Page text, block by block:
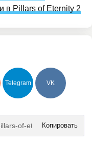
в Pillars of Eternity 2
Telegram VK
Копировать